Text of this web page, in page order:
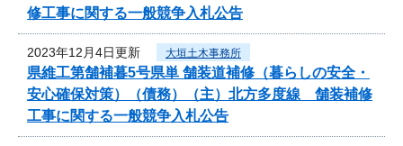
修工事に関する一般競争入札公告
2023年12月4日更新 大垣土木事務所
県維工第舗補暮5号県単 舗装道補修（暮らしの安全・
安心確保対策）（債務）（主）北方多度線 舗装補修
工事に関する一般競争入札公告